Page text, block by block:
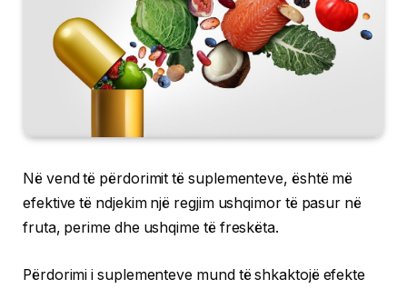
Në vend të përdorimit të suplementeve, është më
efektive të ndjekim një regjim ushqimor të pasur në
fruta, perime dhe ushqime të freskëta.
Përdorimi i suplementeve mund të shkaktojë efekte